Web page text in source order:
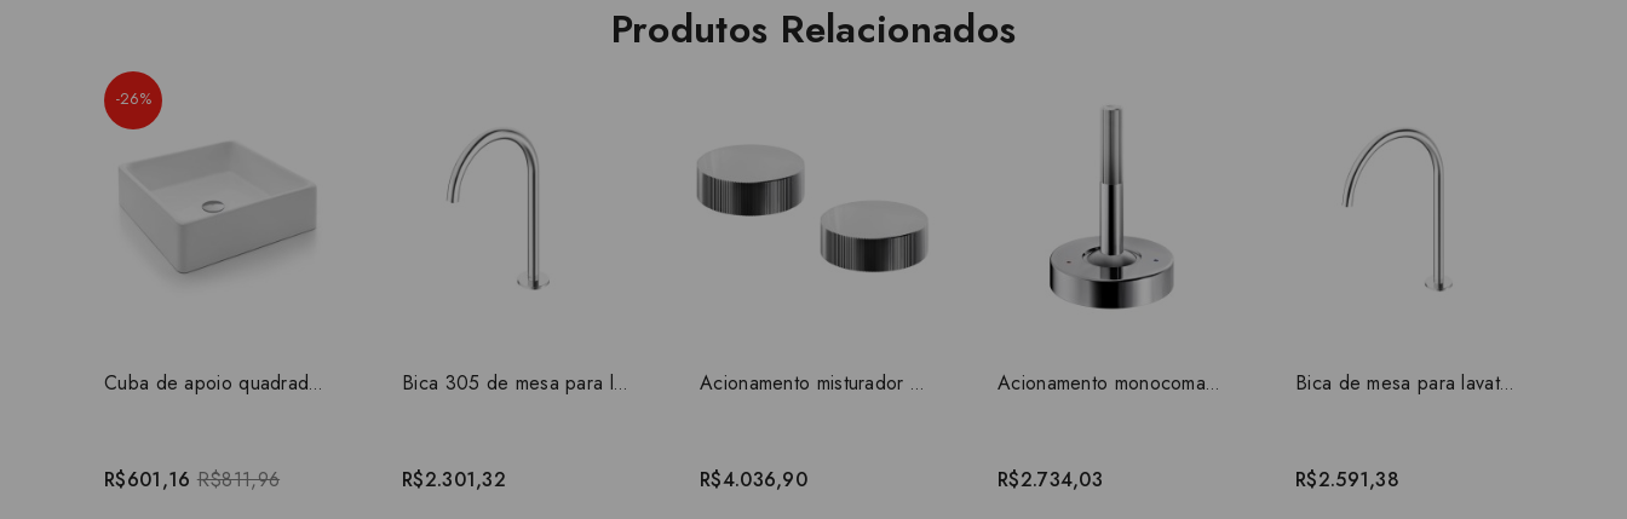
Produtos Relacionados
-26%
Cuba de apoio quadrada 390x390x140 Docol 00969926
R$601,16 R$811,96
Bica 305 de mesa para lavatório Mix&Match cromado 00916406
R$2.301,32
Acionamento misturador para lavatório Mix&Match cromado 00917006
R$4.036,90
Acionamento monocomando JoyStick para lavatório Mix&Match cromado 00919306
R$2.734,03
Bica de mesa para lavatório 360 Mix&Match cromado 00926106
R$2.591,38